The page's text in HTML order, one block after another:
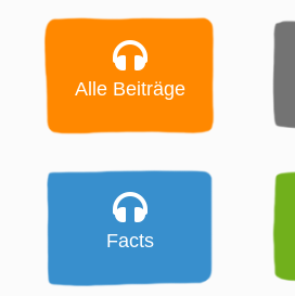
Alle Beiträge
Facts